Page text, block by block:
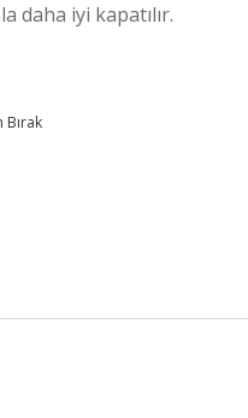
daha iyi kapatılır.
Bırak